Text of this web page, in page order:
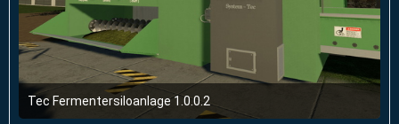
Tec Fermentersiloanlage 1.0.0.2
6. Juli 2019 um 21:36